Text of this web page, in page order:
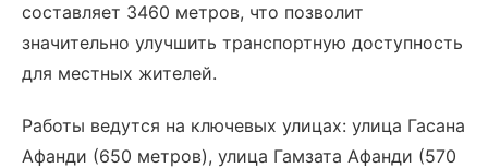
составляет 3460 метров, что позволит
значительно улучшить транспортную доступность
для местных жителей.
Работы ведутся на ключевых улицах: улица Гасана
Афанди (650 метров), улица Гамзата Афанди (570